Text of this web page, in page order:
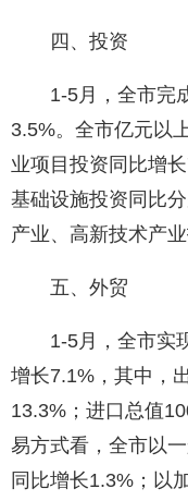
四、投资
1-5月，全市完成
3.5%。全市亿元以
业项目投资同比增
基础设施投资同比
产业、高新技术产
五、外贸
1-5月，全市实现
增长7.1%，其中，
13.3%；进口总值
易方式看，全市以
同比增长1.3%；以